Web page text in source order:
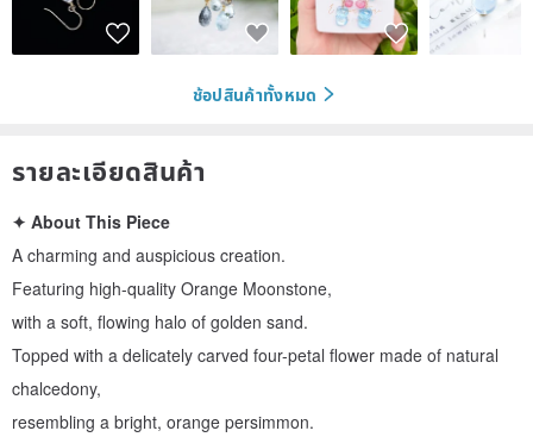
ช้อปสินค้าทั้งหมด
รายละเอียดสินค้า
✦ About This Piece
A charming and auspicious creation.
Featuring high-quality Orange Moonstone,
with a soft, flowing halo of golden sand.
Topped with a delicately carved four-petal flower made of natural
chalcedony,
resembling a bright, orange persimmon.